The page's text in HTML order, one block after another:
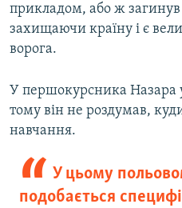
прикладом, або ж загинув
захищаючи країну і є
ворога.
У першокурсника Назара у
тому він не роздумав,
навчання.
У цьому
подобається